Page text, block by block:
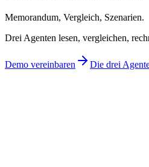
Memorandum, Vergleich, Szenarien.
Drei Agenten lesen, vergleichen,
Demo vereinbaren Die drei